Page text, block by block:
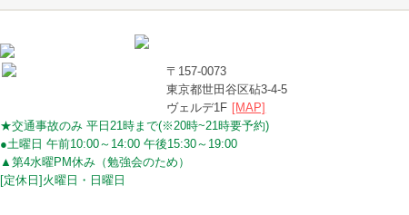
〒157-0073
東京都世田谷区砧3-4-5
ヴェルデ1F [MAP]
★交通事故のみ 平日21時まで(※20時~21時要予約)
●土曜日 午前10:00～14:00 午後15:30～19:00
▲第4水曜PM休み（勉強会のため）
[定休日]火曜日・日曜日